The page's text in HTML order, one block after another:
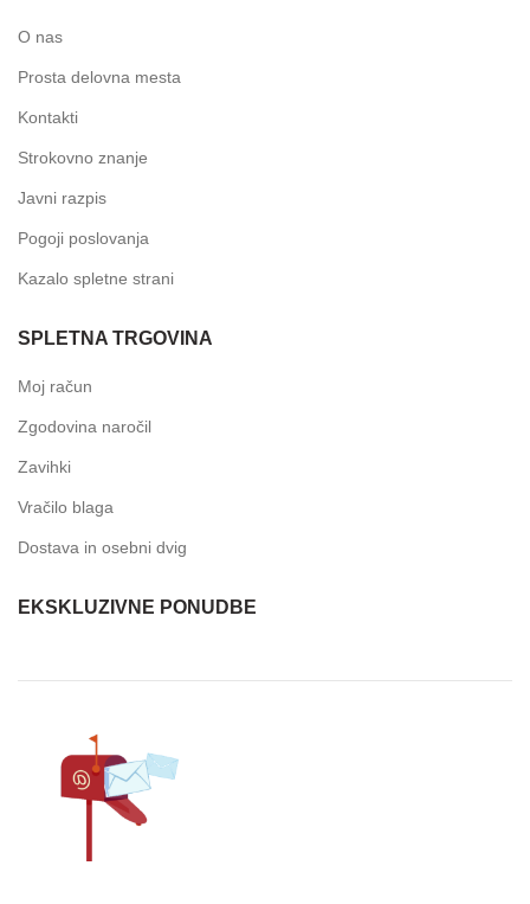
O nas
Prosta delovna mesta
Kontakti
Strokovno znanje
Javni razpis
Pogoji poslovanja
Kazalo spletne strani
SPLETNA TRGOVINA
Moj račun
Zgodovina naročil
Zavihki
Vračilo blaga
Dostava in osebni dvig
EKSKLUZIVNE PONUDBE